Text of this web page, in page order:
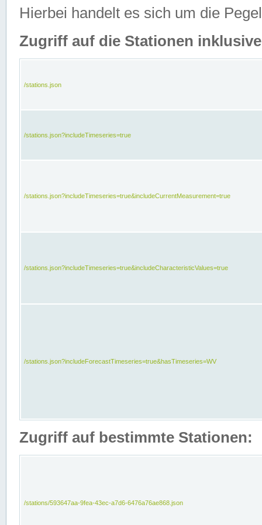
Hierbei handelt es sich um die
Zugriff auf die Stationen
/stations.json
/stations.json?includeTimeseries=true
/stations.json?includeTimeseries=true&includeCurrentMeasurement=true
/stations.json?includeTimeseries=true&includeCharacteristicValues=true
/stations.json?includeForecastTimeseries=true&hasTimeseries=WV
Zugriff auf bestimmte Stationen:
/stations/593647aa-9fea-43ec-a7d6-6476a76ae868.json